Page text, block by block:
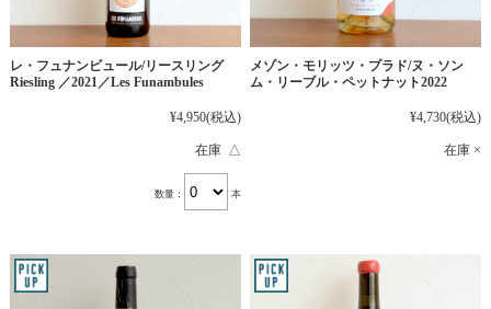
レ・フュナンビュール/リースリング
Riesling ／2021／Les Funambules
¥4,950(税込)
在庫 △
数量： 本
メゾン・モリッツ・プラド/ヌ・ソン
ム・リーブル・ペットナット2022
¥4,730(税込)
在庫 ×